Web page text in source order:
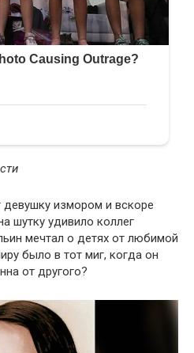
девушку измором и вскоре
шутку удивило коллег
мечтал о детях от любимой
было в тот миг, когда он
от другого?